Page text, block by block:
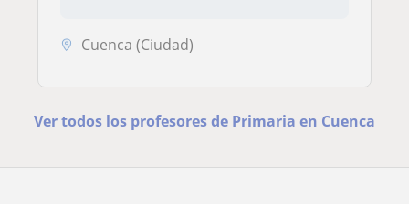
Cuenca (Ciudad)
Ver todos los profesores de Primaria en Cuenca